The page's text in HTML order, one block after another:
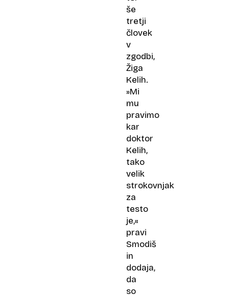
še
tretji
človek
v
zgodbi,
Žiga
Kelih.
»Mi
mu
pravimo
kar
doktor
Kelih,
tako
velik
strokovnjak
za
testo
je,«
pravi
Smodiš
in
dodaja,
da
so